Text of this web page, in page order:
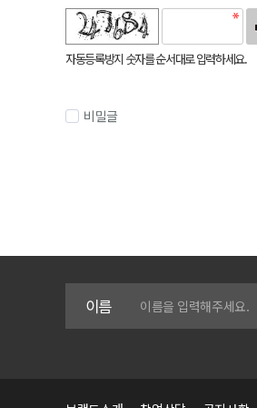
자동등록방지 숫자를 순서대로 입력하세요.
비밀글
이름